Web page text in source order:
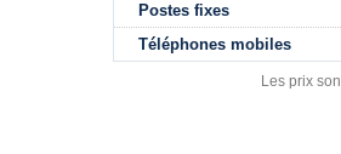
Postes fixes
Téléphones mobiles
Les prix